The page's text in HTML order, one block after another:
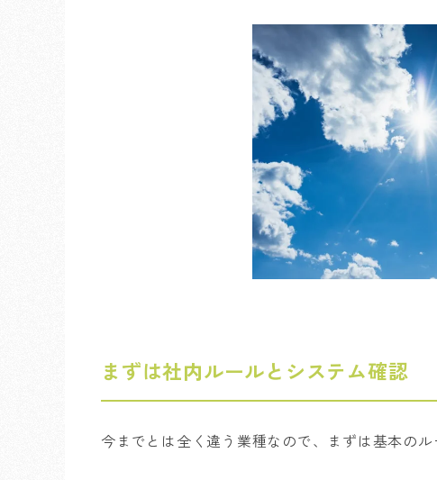
まずは社内ルールとシステム確認
今までとは全く違う業種なので、まずは基本のル